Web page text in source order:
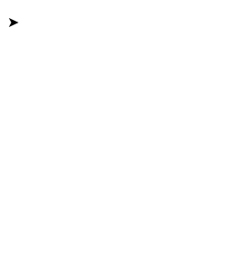
➤